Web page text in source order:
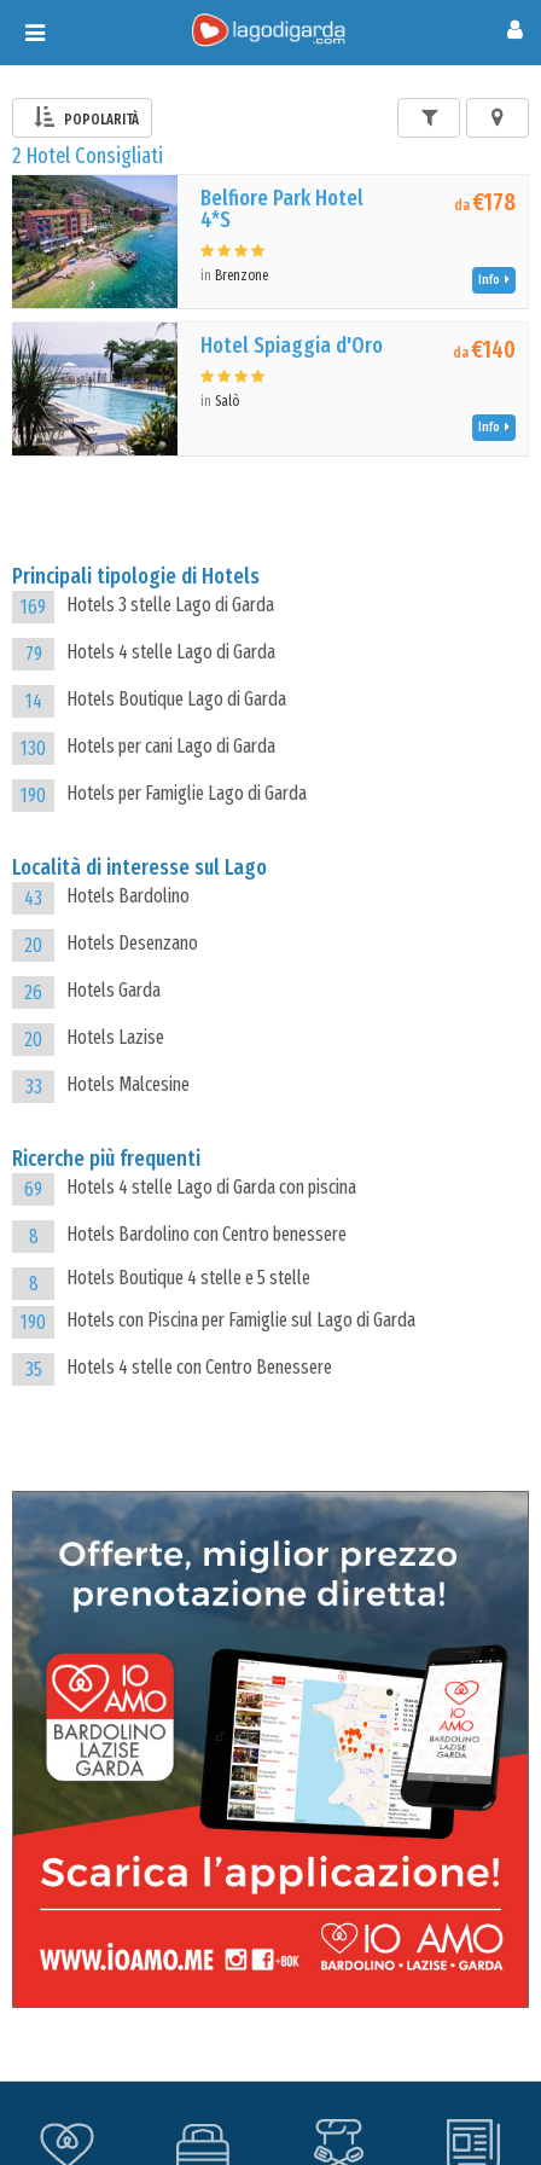
Toggle
navigation
POPOLARITÀ
2 Hotel Consigliati
Belfiore Park Hotel
4*S
in Brenzone
da€178
Info
Hotel Spiaggia d'Oro
inSalò
da€140
Info
Principali tipologie di Hotels
169 Hotels 3 stelle Lago di Garda
79 Hotels 4 stelle Lago di Garda
14 Hotels Boutique Lago di Garda
130 Hotels per cani Lago di Garda
190 Hotels per Famiglie Lago di Garda
Località di interesse sul Lago
43 Hotels Bardolino
20 Hotels Desenzano
26 Hotels Garda
20 Hotels Lazise
33 Hotels Malcesine
Ricerche più frequenti
69 Hotels 4 stelle Lago di Garda con piscina
8 Hotels Bardolino con Centro benessere
8
Hotels Boutique 4 stelle e 5 stelle
190
Hotels con Piscina per Famiglie sul Lago di Garda
35 Hotels 4 stelle con Centro Benessere